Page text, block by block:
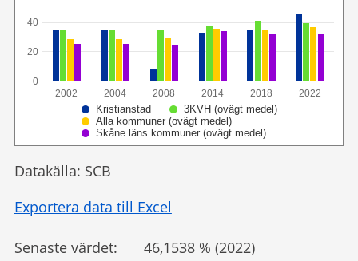
Kristianstad
3KVH (ovägt medel)
Alla kommuner (ovägt medel)
Skåne läns kommuner (ovägt medel)
2002 2004 2008 2014 2018 2022
0
20
40
Datakälla: SCB
Exportera data till Excel
Senaste värdet:
46,1538 % (2022)